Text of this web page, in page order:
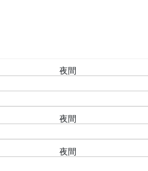
夜間
夜間
夜間